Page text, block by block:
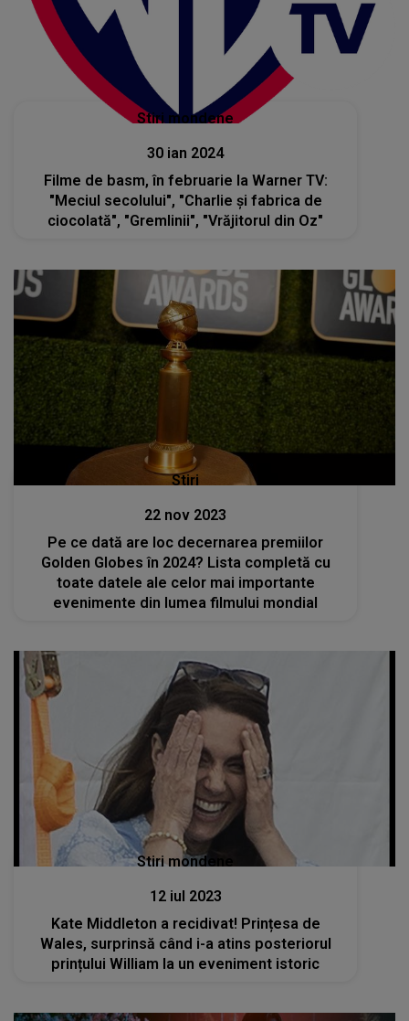
Stiri mondene
30 ian 2024
Filme de basm, în februarie la Warner TV:
"Meciul secolului", "Charlie şi fabrica de
ciocolată", "Gremlinii", "Vrăjitorul din Oz"
Stiri
22 nov 2023
Pe ce dată are loc decernarea premiilor
Golden Globes în 2024? Lista completă cu
toate datele ale celor mai importante
evenimente din lumea filmului mondial
Stiri mondene
12 iul 2023
Kate Middleton a recidivat! Prințesa de
Wales, surprinsă când i-a atins posteriorul
prințului William la un eveniment istoric